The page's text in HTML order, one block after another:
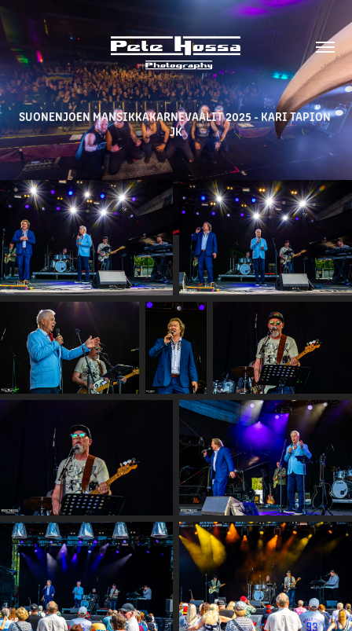
SUONENJOEN MANSIKKAKARNEVAALIT 2025 - KARI TAPION
JK